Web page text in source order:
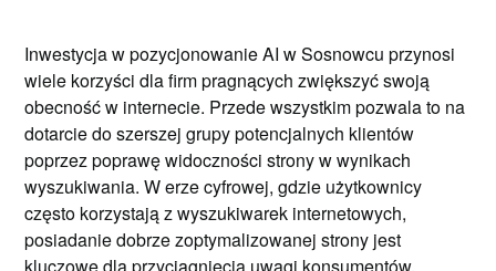
Inwestycja w pozycjonowanie AI w Sosnowcu przynosi
wiele korzyści dla firm pragnących zwiększyć swoją
obecność w internecie. Przede wszystkim pozwala to na
dotarcie do szerszej grupy potencjalnych klientów
poprzez poprawę widoczności strony w wynikach
wyszukiwania. W erze cyfrowej, gdzie użytkownicy
często korzystają z wyszukiwarek internetowych,
posiadanie dobrze zoptymalizowanej strony jest
kluczowe dla przyciągnięcia uwagi konsumentów.